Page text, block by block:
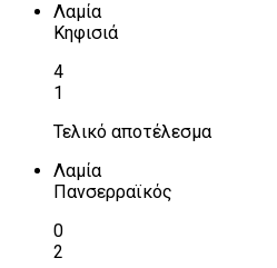
Λαμία
Κηφισιά
4
1
Τελικό αποτέλεσμα
Λαμία
Πανσερραϊκός
0
2